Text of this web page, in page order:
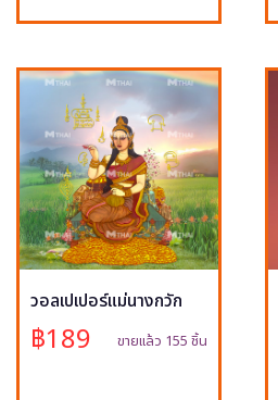
วอลเปเปอร์แม่นางกวัก
฿189 ขายแล้ว 155 ชิ้น